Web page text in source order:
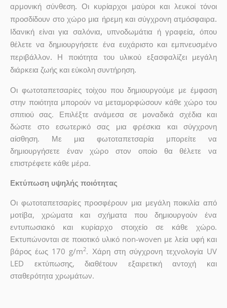
αρμονική σύνθεση. Οι κυρίαρχοι μαύροι και λευκοί τόνοι
προσδίδουν στο χώρο μια ήρεμη και σύγχρονη ατμόσφαιρα.
Ιδανική είναι για σαλόνια, υπνοδωμάτια ή γραφεία, όπου
θέλετε να δημιουργήσετε ένα ευχάριστο και εμπνευσμένο
περιβάλλον. Η ποιότητα του υλικού εξασφαλίζει μεγάλη
διάρκεια ζωής και εύκολη συντήρηση.
Οι φωτοταπετσαρίες τοίχου που δημιουργούμε με έμφαση
στην ποιότητα μπορούν να μεταμορφώσουν κάθε χώρο του
σπιτιού σας. Επιλέξτε ανάμεσα σε μοναδικά σχέδια και
δώστε στο εσωτερικό σας μια φρέσκια και σύγχρονη
αίσθηση. Με μια φωτοταπετσαρία μπορείτε να
δημιουργήσετε έναν χώρο στον οποίο θα θέλετε να
επιστρέφετε κάθε μέρα.
Εκτύπωση υψηλής ποιότητας
Οι φωτοταπετσαρίες προσφέρουν μια μεγάλη ποικιλία από
μοτίβα, χρώματα και σχήματα που δημιουργούν ένα
εντυπωσιακό και κυρίαρχο στοιχείο σε κάθε χώρο.
Εκτυπώνονται σε ποιοτικό υλικό non-woven με λεία υφή και
βάρος έως 170 g/m2. Χάρη στη σύγχρονη τεχνολογία UV
LED εκτύπωσης, διαθέτουν εξαιρετική αντοχή και
σταθερότητα χρωμάτων.